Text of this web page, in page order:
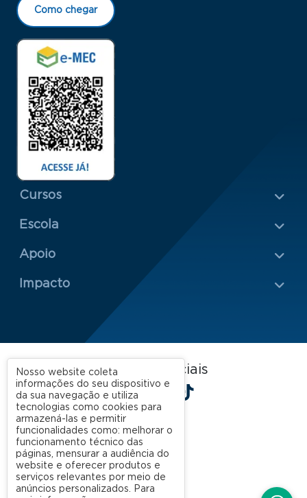
Como chegar
Menu Rodapé 1
Cursos
Escola
Rodapé 2
Apoio
Impacto
FGV EAESP nas redes sociais
LinkedIn
Facebook
Instagram
X YouTube
Spotify
Nosso website coleta
informações do seu dispositivo e
da sua navegação e utiliza
tecnologias como cookies para
armazená-las e permitir
funcionalidades como: melhorar o
funcionamento técnico das
páginas, mensurar a audiência do
website e oferecer produtos e
serviços relevantes por meio de
anúncios personalizados. Para